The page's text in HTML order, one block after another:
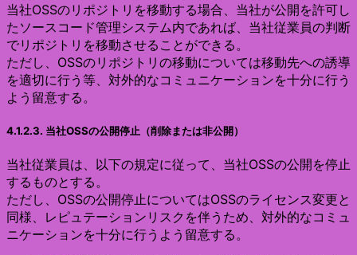
当社OSSのリポジトリを移動する場合、当社が公開を許可し
たソースコード管理システム内であれば、当社従業員の判断
でリポジトリを移動させることができる。
ただし、OSSのリポジトリの移動については移動先への誘導
を適切に行う等、対外的なコミュニケーションを十分に行う
よう留意する。
4.1.2.3. 当社OSSの公開停止（削除または非公開）
当社従業員は、以下の規定に従って、当社OSSの公開を停止
するものとする。
ただし、OSSの公開停止についてはOSSのライセンス変更と
同様、レピュテーションリスクを伴うため、対外的なコミュ
ニケーションを十分に行うよう留意する。